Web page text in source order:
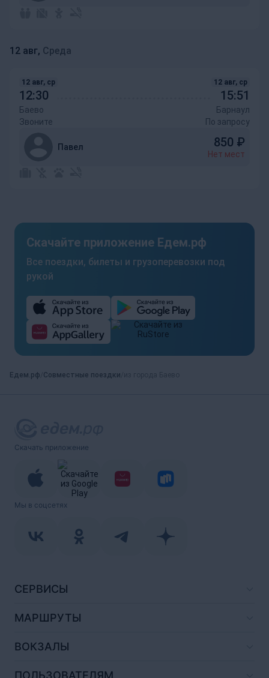
12 авг, Среда
12:30
12 авг, ср
Баево
Звоните
15:51
12 авг, ср
Барнаул
По запросу
Павел 850 ₽
Нет мест
Скачайте приложение Едем.рф
Все поездки, билеты и грузоперевозки под
рукой
Едем.рф Совместные поездки
Скачать приложение
Мы в соцсетях
СЕРВИСЫ
МАРШРУТЫ
ВОКЗАЛЫ
ПОЛЬЗОВАТЕЛЯМ